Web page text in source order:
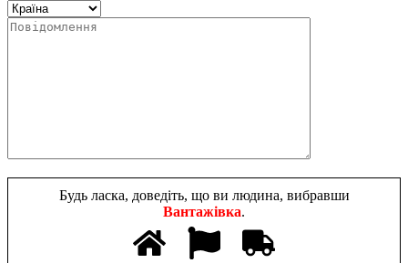
Будь ласка, доведіть, що ви людина, вибравши
Вантажівка.